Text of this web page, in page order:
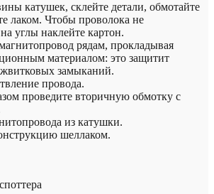
катушек, склейте детали, обмотайте
лаком. Чтобы проволока не
углы наклейте картон.
рядам, прокладывая
материалом: это защитит
замыканий.
провода.
проведите вторичную обмотку с
из катушки.
шеллаком.